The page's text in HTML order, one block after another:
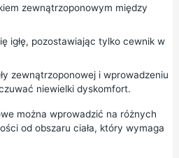
zewnątrzoponowym między
igłę, pozostawiając tylko cewnik w
zewnątrzoponowej i wprowadzeniu
niewielki dyskomfort.
można wprowadzić na różnych
od obszaru ciała, który wymaga